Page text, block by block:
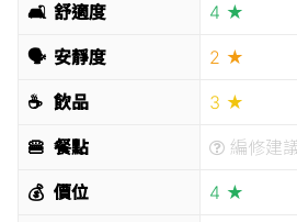
🛋 舒適度 4 ★
🗣 安靜度 2 ★
☕️ 飲品 3 ★
🍔 餐點 編修建
💰 價位 4 ★